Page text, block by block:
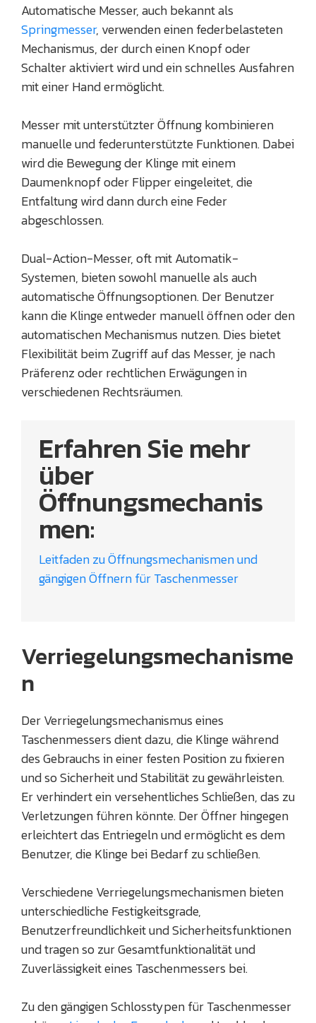
Automatische Messer, auch bekannt als
Springmesser, verwenden einen federbelasteten
Mechanismus, der durch einen Knopf oder
Schalter aktiviert wird und ein schnelles Ausfahren
mit einer Hand ermöglicht.
Messer mit unterstützter Öffnung kombinieren
manuelle und federunterstützte Funktionen. Dabei
wird die Bewegung der Klinge mit einem
Daumenknopf oder Flipper eingeleitet, die
Entfaltung wird dann durch eine Feder
abgeschlossen.
Dual-Action-Messer, oft mit Automatik-
Systemen, bieten sowohl manuelle als auch
automatische Öffnungsoptionen. Der Benutzer
kann die Klinge entweder manuell öffnen oder den
automatischen Mechanismus nutzen. Dies bietet
Flexibilität beim Zugriff auf das Messer, je nach
Präferenz oder rechtlichen Erwägungen in
verschiedenen Rechtsräumen.
Erfahren Sie mehr
über
Öffnungsmechanis
men:
Leitfaden zu Öffnungsmechanismen und
gängigen Öffnern für Taschenmesser
Verriegelungsmechanisme
n
Der Verriegelungsmechanismus eines
Taschenmessers dient dazu, die Klinge während
des Gebrauchs in einer festen Position zu fixieren
und so Sicherheit und Stabilität zu gewährleisten.
Er verhindert ein versehentliches Schließen, das zu
Verletzungen führen könnte. Der Öffner hingegen
erleichtert das Entriegeln und ermöglicht es dem
Benutzer, die Klinge bei Bedarf zu schließen.
Verschiedene Verriegelungsmechanismen bieten
unterschiedliche Festigkeitsgrade,
Benutzerfreundlichkeit und Sicherheitsfunktionen
und tragen so zur Gesamtfunktionalität und
Zuverlässigkeit eines Taschenmessers bei.
Zu den gängigen Schlosstypen für Taschenmesser